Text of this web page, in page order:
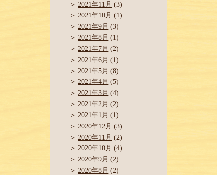
2021年11月 (3)
2021年10月 (1)
2021年9月 (3)
2021年8月 (1)
2021年7月 (2)
2021年6月 (1)
2021年5月 (8)
2021年4月 (5)
2021年3月 (4)
2021年2月 (2)
2021年1月 (1)
2020年12月 (3)
2020年11月 (2)
2020年10月 (4)
2020年9月 (2)
2020年8月 (2)